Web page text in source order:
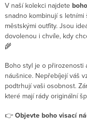
V naší kolekci najdete
snadno kombinují s
městskými outfity. Jsou
dovolenou i chvíle, kdy
🌾
Boho styl je o přirozenosti
náušnice. Nepřebíjejí váš
podtrhují vaši osobnost.
které mají rády originální
👉 Objevte boho visací